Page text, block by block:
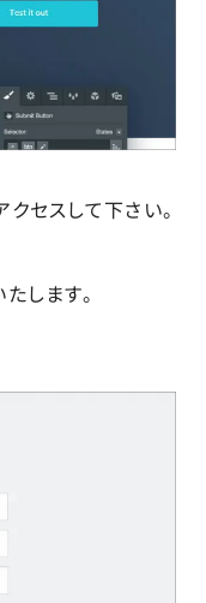
セスして下さい。
します。